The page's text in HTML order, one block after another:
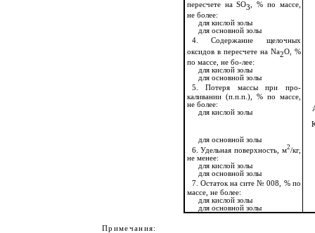
пересчете на SO3 , % по массе,
не более:
для кислой золы
для основной золы
4.
Содержание щелочных
оксидов в пересчете на Na2O,
%
по массе, не бо-лее:
для кислой золы
для основной золы
5.
Потеря массы при про-
каливании (п.п.п.), % по массе,
не более:
для кислой золы
для основной золы
6. Удельная поверхность, м2/кг,
не менее:
для кислой золы
для основной золы
7. Остаток на сите № 008, % по
массе, не более:
для кислой золы
для основной золы
Примечания: